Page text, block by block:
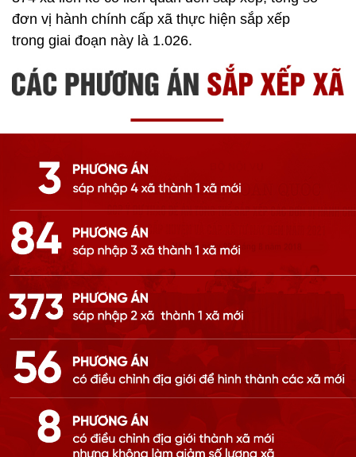
đơn vị hành chính cấp xã thực hiện sắp xếp
trong giai đoạn này là 1.026.